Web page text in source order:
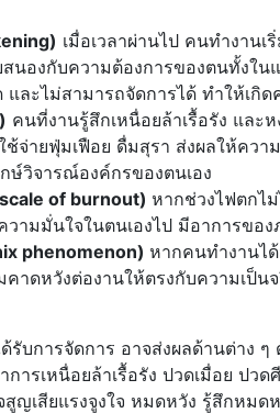
เมื่อเวลาผ่านไป คนทำงาน
สนองกับความต้องการของตนทั้งใ
ละไม่สามารถจัดการได้ ทำให้เกิ
คนที่งานรู้สึกเหนื่อยล้าเรื้อรัง และ
จ่ายฟุ่มเฟือย ดื่มสุรา ส่งผลให้ควา
ษ์วิจารณ์องค์กรของตนเอง
of burnout) หากช่วงไฟตกไ
ามมั่นใจในตนเองไป มีอาการขอ
phenomenon) หากคนทำงานไ
าดหวังต่องานให้ตรงกับความเป็
รับการจัดการ อาจส่งผลด้านต่าง ๆ
หนื่อยล้าเรื้อรัง ปวดเมื่อย ปวด
ยแรงจูงใจ หมดหวัง รู้สึกหมดห